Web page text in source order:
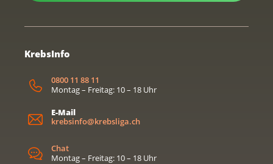
KrebsInfo
0800 11 88 11
Montag – Freitag: 10 – 18 Uhr
E-Mail
krebsinfo@krebsliga.ch
Chat
Montag – Freitag: 10 – 18 Uhr